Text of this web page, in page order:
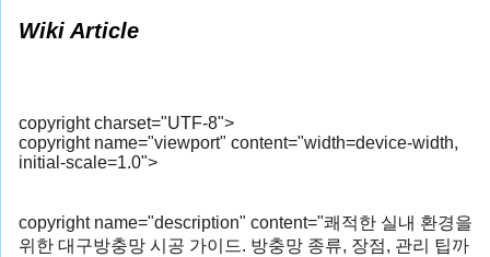
Wiki Article
copyright charset="UTF-8">
copyright name="viewport" content="width=device-width,
initial-scale=1.0">
copyright name="description" content="쾌적한 실내 환경을
위한 대구방충망 시공 가이드. 방충망 종류, 장점, 관리 팁까